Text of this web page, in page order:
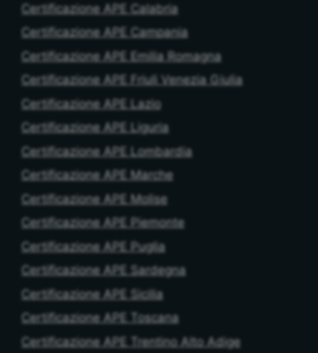
Certificazione APE Calabria
Certificazione APE Campania
Certificazione APE Emilia Romagna
Certificazione APE Friuli Venezia Giulia
Certificazione APE Lazio
Certificazione APE Liguria
Certificazione APE Lombardia
Certificazione APE Marche
Certificazione APE Molise
Certificazione APE Piemonte
Certificazione APE Puglia
Certificazione APE Sardegna
Certificazione APE Sicilia
Certificazione APE Toscana
Certificazione APE Trentino Alto Adige